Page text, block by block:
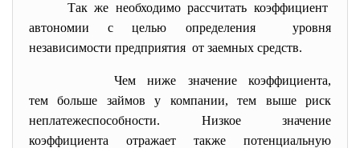
Так же необходимо рассчитать коэффициент
автономии с целью определения уровня
независимости предприятия от заемных средств.
Чем ниже значение коэффициента,
тем больше займов у компании, тем выше риск
неплатежеспособности. Низкое значение
коэффициента отражает также потенциальную